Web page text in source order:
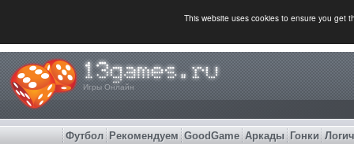
This website uses cookies to ensure you get
Игры Онлайн
Футбол Рекомендуем GoodGame Аркады Гонки